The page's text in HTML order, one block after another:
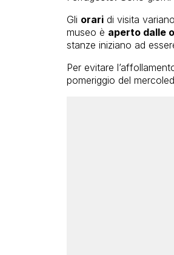
Gli oraridi visita
museo è aperto dalle
stanze iniziano ad
Per evitare
pomeriggio del